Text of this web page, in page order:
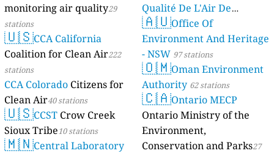
monitoring air quality29
stations
🇺🇸CCA California
Coalition for Clean Air222
stations
CCA Colorado Citizens for
Clean Air40 stations
🇺🇸CCST Crow Creek
Sioux Tribe10 stations
🇲🇳Central Laboratory
Qualité De L'Air De
Mayotte 4 stations
🇦🇺Office Of
Environment And Heritage
- NSW 97 stations
🇴🇲Oman Environment
Authority 62 stations
🇨🇦Ontario MECP
Ontario Ministry of the
Environment,
Conservation and Parks27